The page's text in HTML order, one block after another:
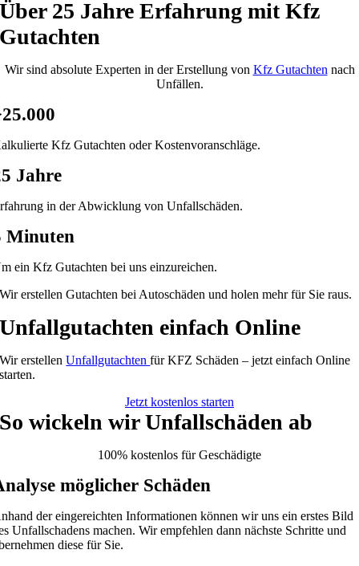
Über 25 Jahre Erfahrung mit Kfz
Gutachten
Wir sind absolute Experten in der Erstellung von Kfz Gutachten nach
Unfällen.
Kfz Gutachten oder Kostenvoranschläge.
Jahre
in der Abwicklung von Unfallschäden.
Minuten
ein Kfz Gutachten bei uns einzureichen.
Wir erstellen Gutachten bei Autoschäden und holen mehr für Sie raus.
Unfallgutachten einfach Online
Wir erstellenUnfallgutachtenfür KFZ Schäden – jetzt einfach Online
starten.
Jetzt kostenlos starten
So wickeln wir Unfallschäden ab
100% kostenlos für Geschädigte
möglicher Schäden
der eingereichten Informationen können wir uns ein erstes Bild
Unfallschadens machen. Wir empfehlen dann nächste Schritte und
diese für Sie.